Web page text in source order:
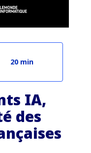
20 min
IA,
des